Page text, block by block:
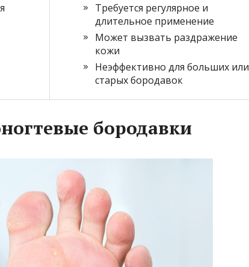
Требуется регулярное и
длительное применение
Может вызвать раздражение
кожи
Неэффективно для больших или
старых бородавок
бородавки